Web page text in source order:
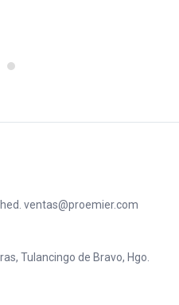
ventas@proemier.com
Tulancingo de Bravo, Hgo.